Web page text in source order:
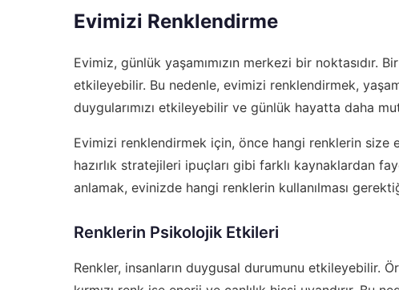
Evimizi Renklendirme
Evimiz, günlük yaşamımızın merkezi bir noktasıdır.
etkileyebilir. Bu nedenle, evimizi renklendirmek,
duygularımızı etkileyebilir ve günlük hayatta daha
Evimizi renklendirmek için, önce hangi renklerin size
hazırlık stratejileri ipuçları gibi farklı kaynaklardan
anlamak, evinizde hangi renklerin kullanılması
Renklerin Psikolojik Etkileri
Renkler, insanların duygusal durumunu etkileyebilir.